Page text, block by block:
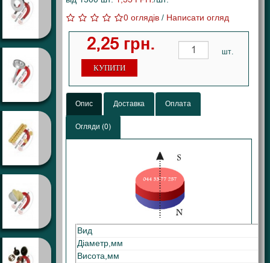
0 оглядів / Написати огляд
2,25 грн. шт.
КУПИТИ
Опис Доставка Оплата
Огляди (0)
Вид
Діаметр,мм
Висота,мм